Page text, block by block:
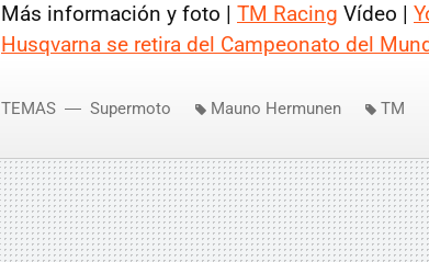
Más información y foto | TM Racing Vídeo |
Husqvarna se retira del Campeonato del
TEMAS Supermoto Mauno Hermunen TM